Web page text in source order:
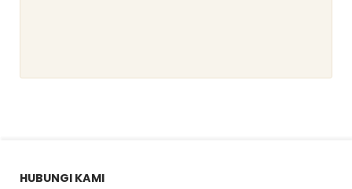
HUBUNGI KAMI